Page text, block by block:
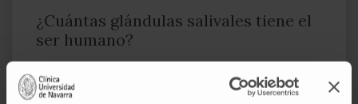
¿Cuántas glándulas salivales tiene el
ser humano?
Tres pares de glándulas mayores (parótidas,
submandibulares y sublinguales) y entre 600 y